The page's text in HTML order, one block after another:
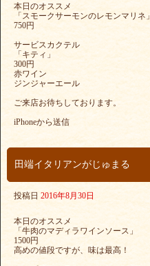
本日のオススメ
「スモークサーモンのレモンマリネ」
750円
サービスカクテル
「キティ」
300円
赤ワイン
ジンジャーエール
ご来店お待ちしております。
iPhoneから送信
田端イタリアンがじゅまる
投稿日 2016年8月30日
本日のオススメ
「牛肉のマディラワインソース」
1500円
高めの値段ですが、味は最高！